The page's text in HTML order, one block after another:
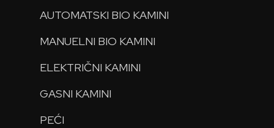
AUTOMATSKI BIO KAMINI
MANUELNI BIO KAMINI
ELEKTRIČNI KAMINI
GASNI KAMINI
PEĆI